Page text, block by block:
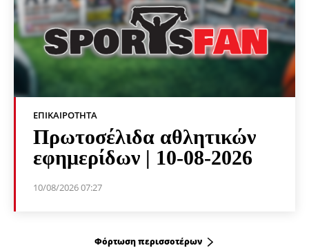
ΕΠΙΚΑΙΡΌΤΗΤΑ
Πρωτοσέλιδα αθλητικών
εφημερίδων | 10-08-2026
10/08/2026 07:27
Φόρτωση περισσοτέρων